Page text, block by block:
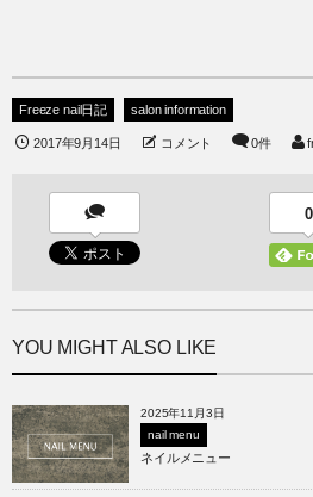
Freeze nail日記 salon information
2017年9月14日 コメント 0件
0
YOU MIGHT ALSO LIKE
2025年11月3日
nail menu
ネイルメニュー